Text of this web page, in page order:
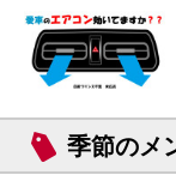
季節のメ